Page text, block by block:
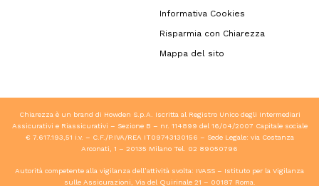
Informativa Cookies
Risparmia con Chiarezza
Mappa del sito
Chiarezza è un brand di Howden S.p.A. Iscritta al Registro Unico degli Intermediari
Assicurativi e Riassicurativi – Sezione B – nr. 114899 del 16/04/2007 Capitale sociale
€ 7.617.193,51 i.v. – C.F./P.IVA/REA IT09743130156 – Sede Legale: via Costanza
Arconati, 1 – 20135 Milano Tel. 02 89050796
Autorità competente alla vigilanza dell’attività svolta: IVASS – Istituto per la Vigilanza
sulle Assicurazioni, Via del Quirinale 21 – 00187 Roma.